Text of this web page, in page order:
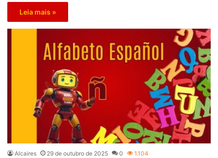
Leia mais »
Alcaires 29 de outubro de 2025 0 1.104